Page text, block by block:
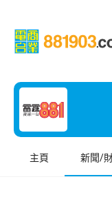
主頁 新聞/